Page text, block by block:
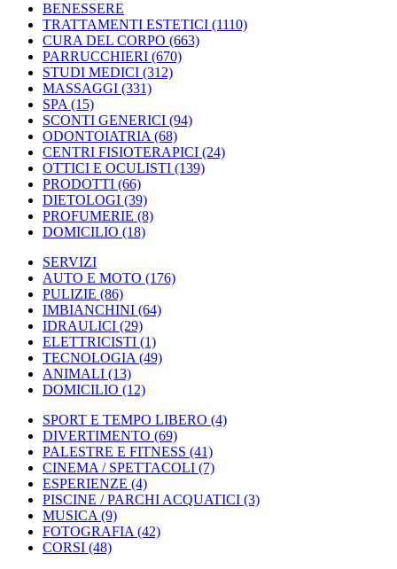
BENESSERE
TRATTAMENTI ESTETICI (1110)
CURA DEL CORPO (663)
PARRUCCHIERI (670)
STUDI MEDICI (312)
MASSAGGI (331)
SPA (15)
SCONTI GENERICI (94)
ODONTOIATRIA (68)
CENTRI FISIOTERAPICI (24)
OTTICI E OCULISTI (139)
PRODOTTI (66)
DIETOLOGI (39)
PROFUMERIE (8)
DOMICILIO (18)
SERVIZI
AUTO E MOTO (176)
PULIZIE (86)
IMBIANCHINI (64)
IDRAULICI (29)
ELETTRICISTI (1)
TECNOLOGIA (49)
ANIMALI (13)
DOMICILIO (12)
SPORT E TEMPO LIBERO (4)
DIVERTIMENTO (69)
PALESTRE E FITNESS (41)
CINEMA / SPETTACOLI (7)
ESPERIENZE (4)
PISCINE / PARCHI ACQUATICI (3)
MUSICA (9)
FOTOGRAFIA (42)
CORSI (48)